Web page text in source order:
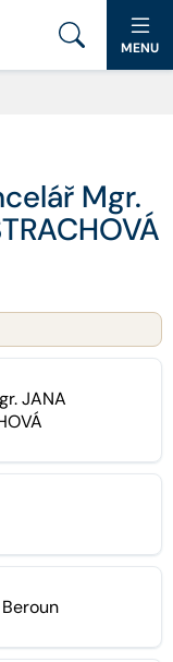
MENU
Mgr.
JANA